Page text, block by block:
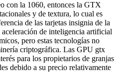
con la 1060, entonces la GTX
y de textura, lo cual es
de las tarjetas insignia de la
de inteligencia artificial
pero estas tecnologías no
criptográfica. Las GPU gtx
para los propietarios de granjas
debido a su precio relativamente